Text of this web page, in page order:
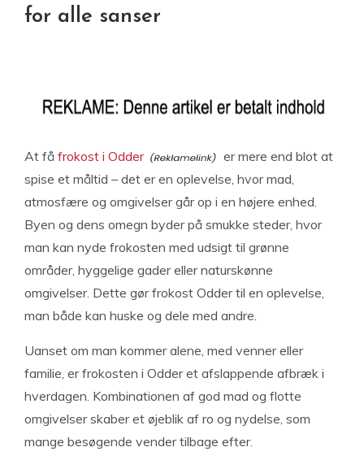
for alle sanser
At få frokost i Odder
er mere end blot at
spise et måltid – det er en oplevelse, hvor mad,
atmosfære og omgivelser går op i en højere enhed.
Byen og dens omegn byder på smukke steder, hvor
man kan nyde frokosten med udsigt til grønne
områder, hyggelige gader eller naturskønne
omgivelser. Dette gør frokost Odder til en oplevelse,
man både kan huske og dele med andre.
Uanset om man kommer alene, med venner eller
familie, er frokosten i Odder et afslappende afbræk i
hverdagen. Kombinationen af god mad og flotte
omgivelser skaber et øjeblik af ro og nydelse, som
mange besøgende vender tilbage efter.